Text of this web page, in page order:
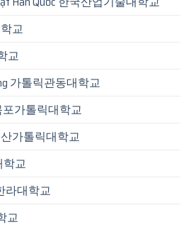
교
교
가톨릭관동대학교
포가톨릭대학교
산가톨릭대학교
학교
라대학교
교